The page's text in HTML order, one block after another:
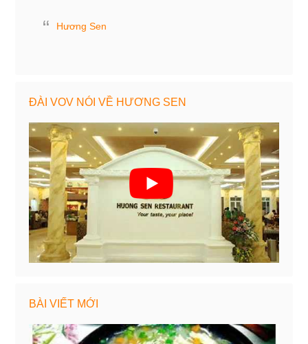
Hương Sen
ĐÀI VOV NÓI VỀ HƯƠNG SEN
BÀI VIẾT MỚI